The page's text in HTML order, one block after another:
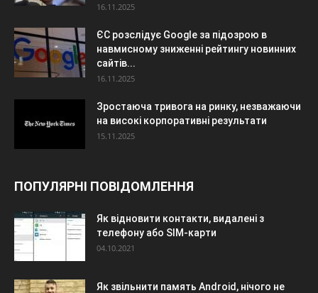
16.11.2025
ЄС розслідує Google за підозрою в
навмисному зниженні рейтингу новинних
сайтів...
16.11.2025
Зростаюча тривога на ринку, незважаючи
на високі корпоративні результати
15.11.2025
ПОПУЛЯРНІ ПОВІДОМЛЕННЯ
Як відновити контакти, видалені з
телефону або SIM-карти
04.10.2021
Як звільнити память Android, нічого не